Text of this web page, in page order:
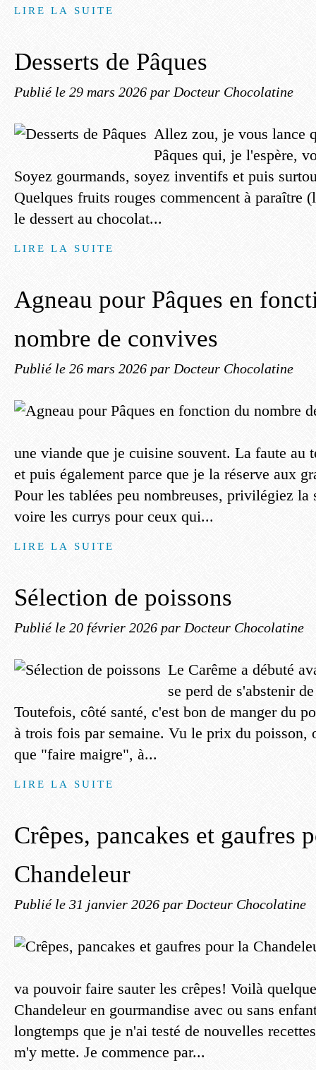
LIRE LA SUITE
Desserts de Pâques
Publié le 29 mars 2026 par Docteur Chocolatine
Allez zou, je vous lance
Pâques qui, je l'espère,
Soyez gourmands, soyez inventifs et puis
Quelques fruits rouges commencent à paraître
le dessert au chocolat...
LIRE LA SUITE
Agneau pour Pâques en
nombre de convives
Publié le 26 mars 2026 par Docteur Chocolatine
une viande que je cuisine souvent. La faute au
et puis également parce que je la réserve aux
Pour les tablées peu nombreuses, privilégiez la
voire les currys pour ceux qui...
LIRE LA SUITE
Sélection de poissons
Publié le 20 février 2026 par Docteur Chocolatine
Le Carême a débuté
se perd de s'abstenir
Toutefois, côté santé, c'est bon de manger du
à trois fois par semaine. Vu le prix du poisson,
que "faire maigre", à...
LIRE LA SUITE
Crêpes, pancakes et gaufres
Chandeleur
Publié le 31 janvier 2026 par Docteur Chocolatine
va pouvoir faire sauter les crêpes! Voilà
Chandeleur en gourmandise avec ou sans
longtemps que je n'ai testé de nouvelles
m'y mette. Je commence par...